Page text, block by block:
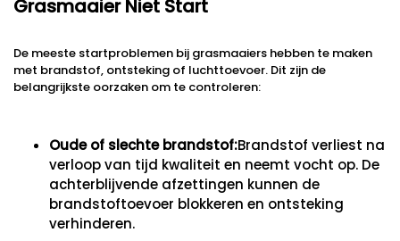
Grasmaaier Niet Start
De meeste startproblemen bij grasmaaiers hebben te maken
met brandstof, ontsteking of luchttoevoer. Dit zijn de
belangrijkste oorzaken om te controleren:
Oude of slechte brandstof:Brandstof verliest na
verloop van tijd kwaliteit en neemt vocht op. De
achterblijvende afzettingen kunnen de
brandstoftoevoer blokkeren en ontsteking
verhinderen.